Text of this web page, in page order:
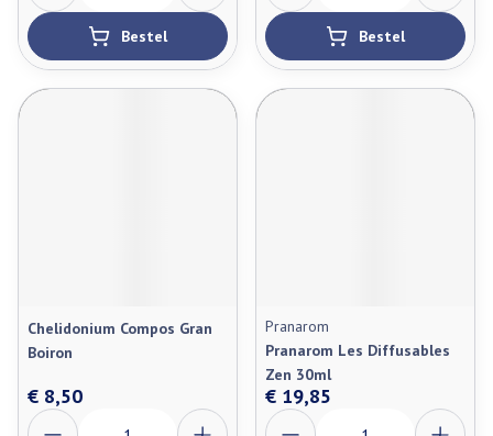
Bestel Bestel
Chelidonium Compos Gran
Boiron
€ 8,50
Aantal
Pranarom
Pranarom Les Diffusables
Zen 30ml
€ 19,85
Aantal